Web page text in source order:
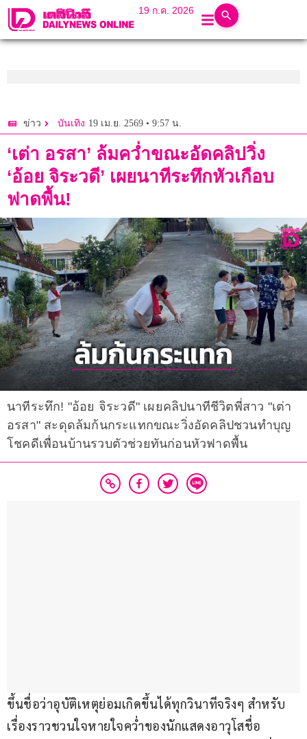
19 ก.ค. 2026
ข่าว บันเทิง 19 เม.ย. 2569 • 9:57 น.
‘เต่า อรสา’ ล้มคว่ำขณะอัดคลิปวิ่ง
‘อ้อย จิระวดี’ เผยนาทีระทึกหัวเกือบ
ฟาดพื้น!
นาทีระทึก! "อ้อย จิระวดี" เผยคลิปนาทีชีวิตพี่สาว "เต่า
อรสา" สะดุดล้มก้นกระแทกขณะวิ่งอัดคลิปชวนทำบุญ
โชคดีเพื่อนบ้านรวบตัวช่วยทันก่อนหัวฟาดพื้น
ขึ้นชื่อว่าอุบัติเหตุย่อมเกิดขึ้นได้ทุกวินาทีจริงๆ สำหรับ
เรื่องราวชวนใจหายใจคว่ำของนักแสดงอาวุโสชื่อ